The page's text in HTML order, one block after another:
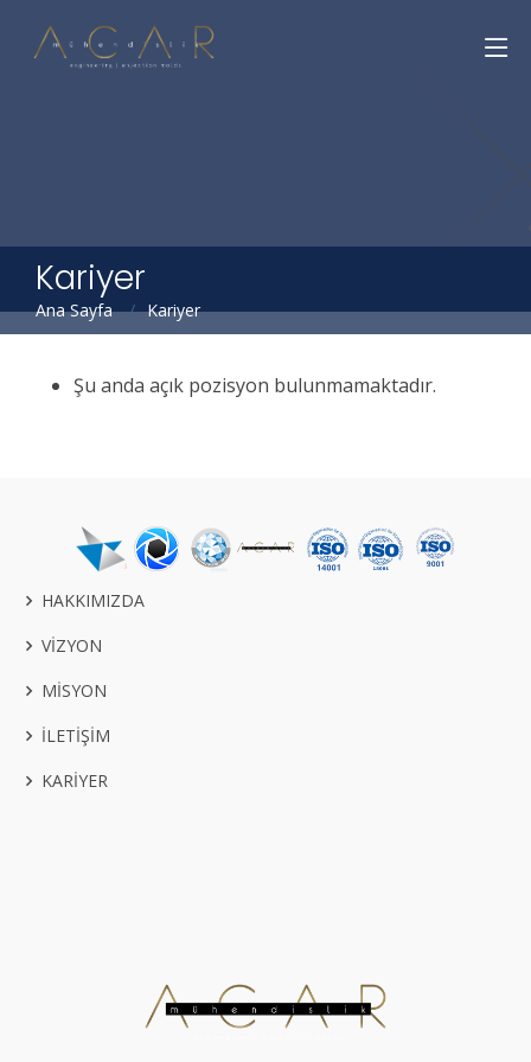
Kariyer
Ana Sayfa Kariyer
Şu anda açık pozisyon bulunmamaktadır.
HAKKIMIZDA
VİZYON
MİSYON
İLETİŞİM
KARİYER